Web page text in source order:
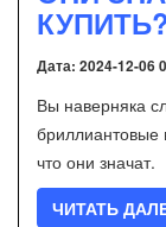
Дата: 2024-12-06
Вы наверняка
бриллиантовые
что они значат.
ЧИТАТЬ